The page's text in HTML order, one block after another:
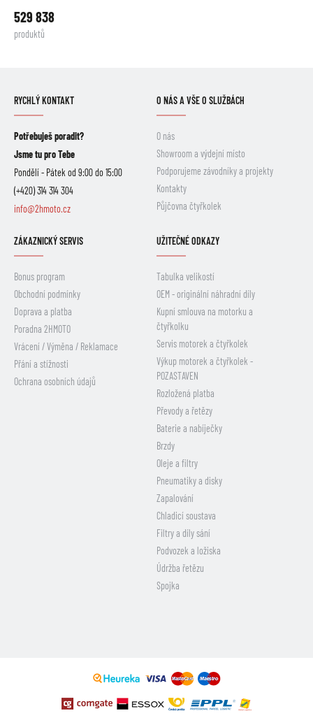
529 838
produktů
RYCHLÝ KONTAKT
Potřebuješ poradit?
Jsme tu pro Tebe
Pondělí - Pátek od 9:00 do 15:00
(+420) 314 314 304
info@2hmoto.cz
O NÁS A VŠE O SLUŽBÁCH
O nás
Showroom a výdejní místo
Podporujeme závodníky a projekty
Kontakty
Půjčovna čtyřkolek
ZÁKAZNICKÝ SERVIS
Bonus program
Obchodní podmínky
Doprava a platba
Poradna 2HMOTO
Vrácení / Výměna / Reklamace
Přání a stížnosti
Ochrana osobních údajů
UŽITEČNÉ ODKAZY
Tabulka velikostí
OEM - originální náhradní díly
Kupní smlouva na motorku a
čtyřkolku
Servis motorek a čtyřkolek
Výkup motorek a čtyřkolek -
POZASTAVEN
Rozložená platba
Převody a řetězy
Baterie a nabíječky
Brzdy
Oleje a filtry
Pneumatiky a disky
Zapalování
Chladicí soustava
Filtry a díly sání
Podvozek a ložiska
Údržba řetězu
Spojka